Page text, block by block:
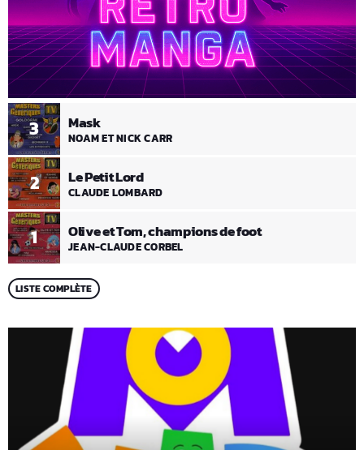
1 Olive et Tom, champions de foot
JEAN-CLAUDE CORBEL
2 Le Petit Lord
CLAUDE LOMBARD
3 Mask
NOAM ET NICK CARR
LISTE COMPLÈTE